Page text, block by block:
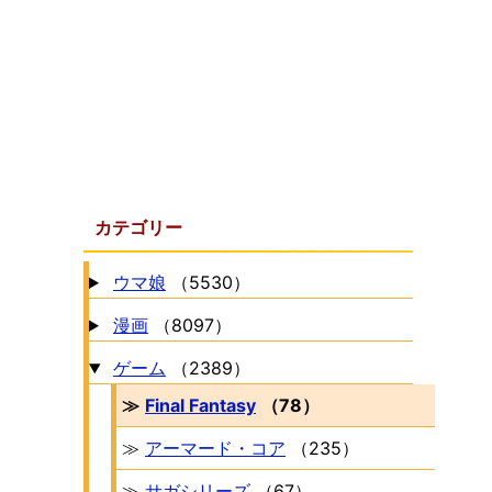
カテゴリー
ウマ娘
（5530）
漫画
（8097）
ゲーム
（2389）
≫ Final Fantasy
（78）
≫ アーマード・コア
（235）